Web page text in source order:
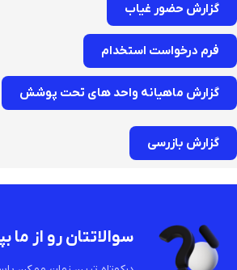
گزارش حضور غیاب
فرم درخواست استخدام
گزارش ماهیانه واحد های تحت پوشش
گزارش بازرسی
سوالاتتان رو از ما